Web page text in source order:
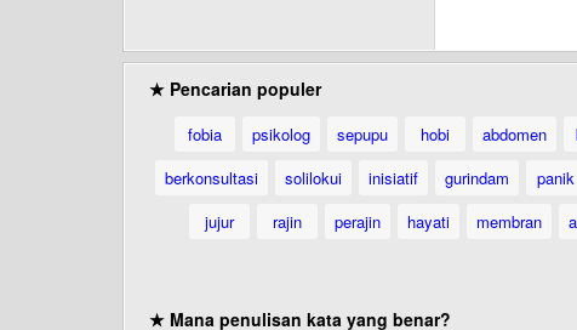
★ Pencarian populer
fobia psikolog sepupu hobi abdomen
berkonsultasi
solilokui inisiatif gurindam panik
jujur
rajin perajin hayati membran
★ Mana penulisan kata yang benar?